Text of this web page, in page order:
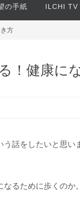
の手紙 ILCHI TV
方
！健康に
話をしたいと思い
るために歩くのか。